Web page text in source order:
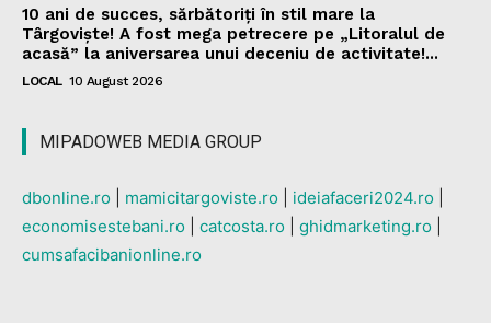
10 ani de succes, sărbătoriți în stil mare la
Târgoviște! A fost mega petrecere pe „Litoralul de
acasă” la aniversarea unui deceniu de activitate!...
LOCAL 10 August 2026
MIPADOWEB MEDIA GROUP
dbonline.ro mamicitargoviste.ro ideiafaceri2024.ro
economisestebani.ro
catcosta.ro ghidmarketing.ro
cumsafacibanionline.ro